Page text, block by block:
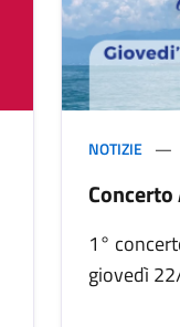
NOTIZIE
Concerto
1°
giovedì